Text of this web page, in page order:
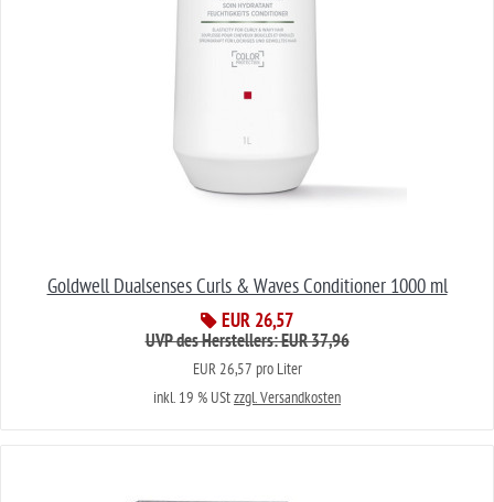
Goldwell Dualsenses Curls & Waves Conditioner 1000 ml
EUR 26,57
UVP des Herstellers: EUR 37,96
EUR 26,57 pro Liter
inkl. 19 % UStzzgl. Versandkosten